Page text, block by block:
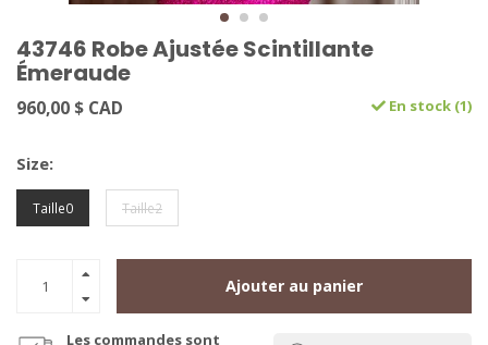
43746 Robe Ajustée Scintillante
Émeraude
960,00 $ CAD En stock (1)
Size:
Taille0 Taille2
Ajouter au panier
Les commandes sont